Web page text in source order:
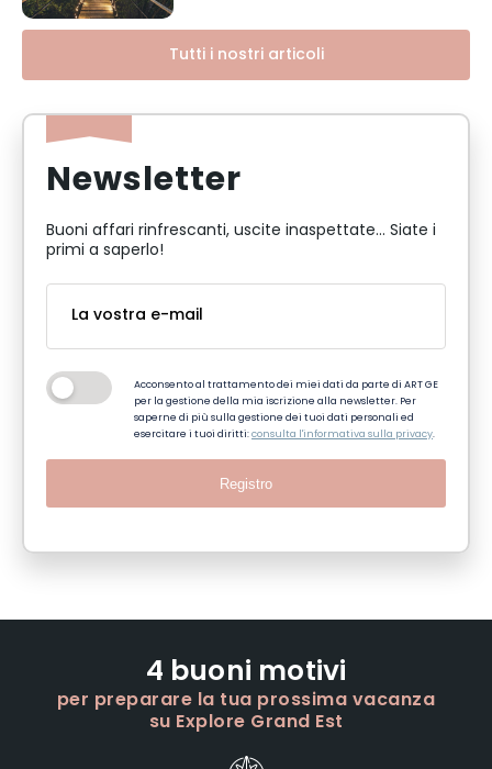
Tutti i nostri articoli
Newsletter
Buoni affari rinfrescanti, uscite inaspettate... Siate i
primi a saperlo!
Acconsento al trattamento dei miei dati da parte di ART GE
per la gestione della mia iscrizione alla newsletter. Per
saperne di più sulla gestione dei tuoi dati personali ed
esercitare i tuoi diritti:consulta l'informativa sulla privacy.
Registro
4 buoni motivi
per preparare la tua prossima vacanza
su Explore Grand Est